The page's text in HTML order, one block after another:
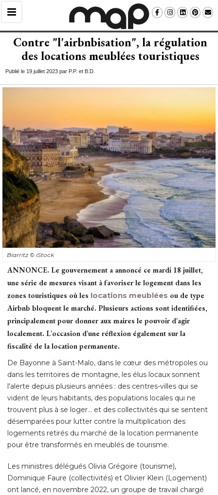
Contre "l'airbnbisation", la régulation
des locations meublées touristiques
Publié le 19 juillet 2023 par P.P. et B.D.
Biarritz © iStock
ANNONCE. Le gouvernement a annoncé ce mardi 18 juillet,
une série de mesures visant à favoriser le logement dans les
zones touristiques où les locations meublées ou de type
Airbnb bloquent le marché. Plusieurs actions sont identifiées,
principalement pour donner aux maires le pouvoir d'agir
localement. L'occasion d'une réflexion également sur la
fiscalité de la location permanente.
De Bayonne à Saint-Malo, dans le cœur des métropoles ou
dans les territoires de montagne, les élus locaux sonnent
l'alerte depuis plusieurs années : des centres-villes qui se
vident de leurs habitants, des populations locales qui ne
trouvent plus à se loger... et des collectivités qui se sentent
désemparées pour lutter contre la multiplication des
logements retirés du marché de la location permanente
pour être transformés en meublés de tourisme.
Les ministres délégués Olivia Grégoire (tourisme),
Dominique Faure (collectivités) et Olivier Klein (Logement)
ont lancé, en novembre 2022, un groupe de travail chargé